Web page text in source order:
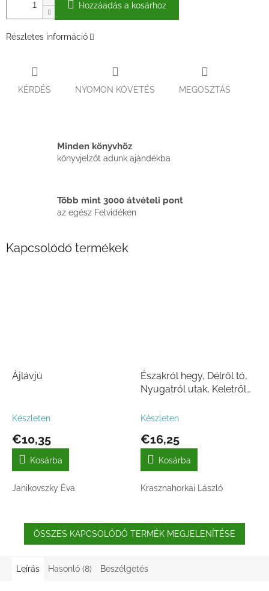
Hozzáadás a kosárhoz
Részletes információ
KÉRDÉS NYOMON KÖVETÉS MEGOSZTÁS
Minden könyvhöz
könyvjelzőt adunk ajándékba
Több mint 3000 átvételi pont
az egész Felvidéken
Kapcsolódó termékek
Ájlávjú
Készleten
€10,35
Kosárba
Janikovszky Éva
Északról hegy, Délről tó,
Nyugatról utak, Keletről
Készleten
€16,25
Kosárba
Krasznahorkai László
ÖSSZES KAPCSOLÓDÓ TERMÉK MEGJELENÍTÉSE
Leírás Hasonló (8) Beszélgetés